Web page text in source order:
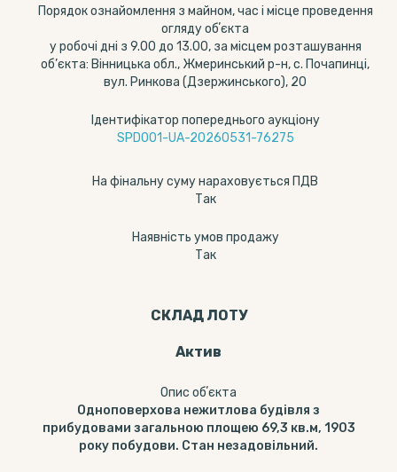
Порядок ознайомлення з майном, час і місце проведення
огляду обʼєкта
у робочі дні з 9.00 до 13.00, за місцем розташування
об’єкта: Вінницька обл., Жмеринський р-н, с. Почапинці,
вул. Ринкова (Дзержинського), 20
Ідентифікатор попереднього аукціону
SPD001-UA-20260531-76275
На фінальну суму нараховується ПДВ
Так
Наявність умов продажу
Так
СКЛАД ЛОТУ
Актив
Опис обʼєкта
Одноповерхова нежитлова будівля з
прибудовами загальною площею 69,3 кв.м, 1903
року побудови. Стан незадовільний.